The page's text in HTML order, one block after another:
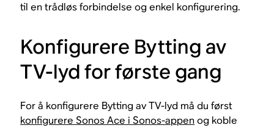
til en trådløs forbindelse og enkel konfigurering.
Konfigurere Bytting av
TV-lyd for første gang
For å konfigurere Bytting av TV-lyd må du først
konfigurere Sonos Ace i Sonos-appenog koble